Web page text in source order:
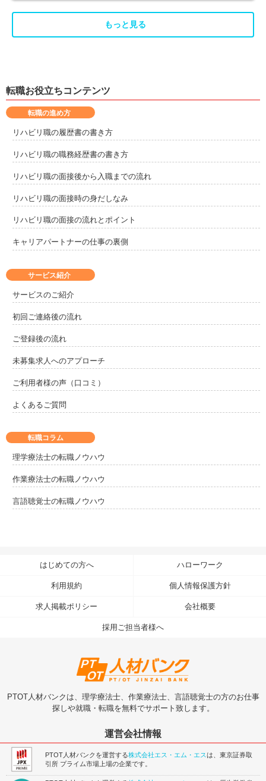
もっと見る
転職お役立ちコンテンツ
サービス紹介
サービスのご紹介
初回ご連絡後の流れ
ご登録後の流れ
未募集求人へのアプローチ
ご利用者様の声（口コミ）
よくあるご質問
転職の進め方
リハビリ職の履歴書の書き方
リハビリ職の職務経歴書の書き方
リハビリ職の面接後から入職までの流れ
リハビリ職の面接時の身だしなみ
リハビリ職の面接の流れとポイント
キャリアパートナーの仕事の裏側
転職コラム
理学療法士の転職ノウハウ
作業療法士の転職ノウハウ
言語聴覚士の転職ノウハウ
はじめての方へ ハローワーク
利用規約 個人情報保護方針
求人掲載ポリシー 会社概要
採用ご担当者様へ
PTOT人材バンクは、理学療法士、作業療法士、言語聴覚士の方のお仕事
探しや就職・転職を無料でサポート致します。
運営会社情報
PTOT人材バンクを運営する株式会社エス・エム・エスは、東京証券取
引所 プライム市場上場の企業です。